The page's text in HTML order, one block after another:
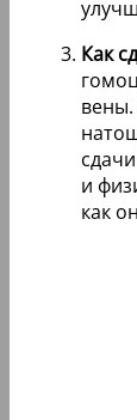
Как
вены.
и
как